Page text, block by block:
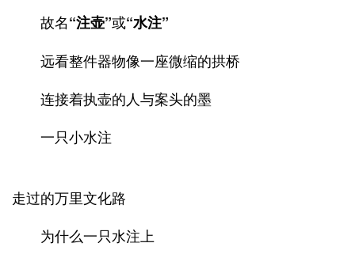
故名“注壶”或“水注”
远看整件器物像一座微缩的拱桥
连接着执壶的人与案头的墨
一只小水注
走过的万里文化路
为什么一只水注上